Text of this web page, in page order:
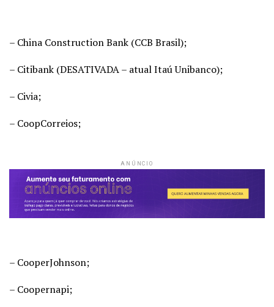
– China Construction Bank (CCB Brasil);
– Citibank (DESATIVADA – atual Itaú Unibanco);
– Civia;
– CoopCorreios;
ANÚNCIO
– CooperJohnson;
– Coopernapi;